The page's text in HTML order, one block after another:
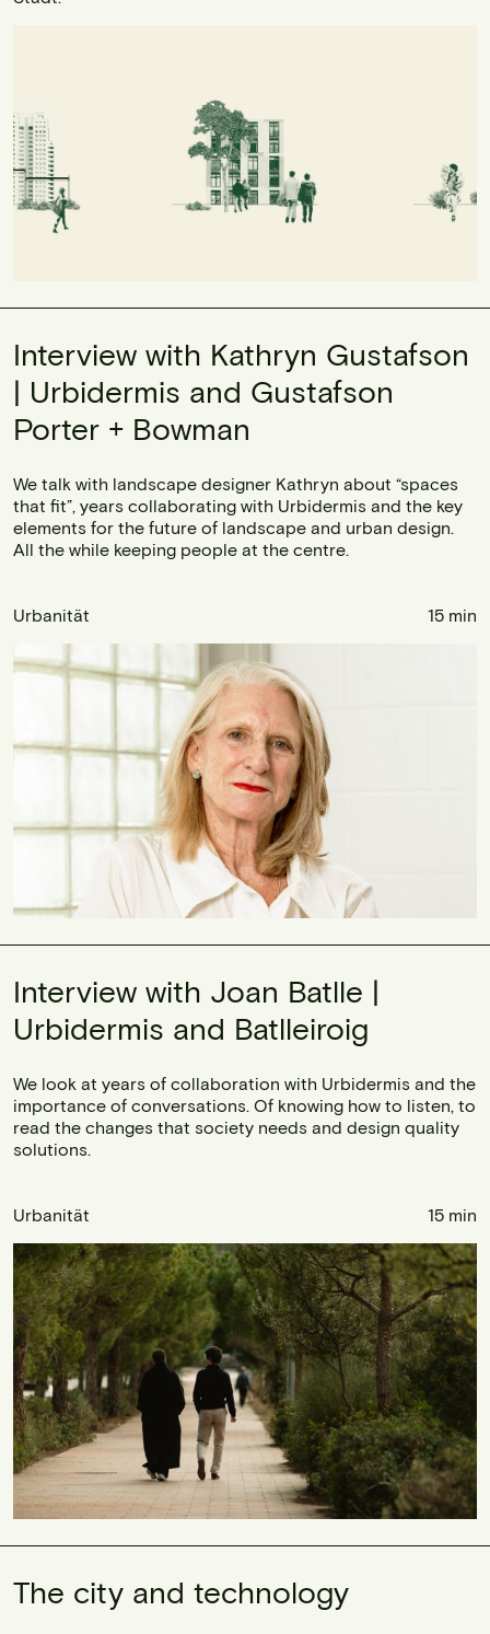
Interview with Kathryn Gustafson
| Urbidermis and Gustafson
Porter + Bowman
We talk with landscape designer Kathryn about “spaces
that fit”, years collaborating with Urbidermis and the key
elements for the future of landscape and urban design.
All the while keeping people at the centre.
Urbanität 15 min
Interview with Joan Batlle |
Urbidermis and Batlleiroig
We look at years of collaboration with Urbidermis and the
importance of conversations. Of knowing how to listen, to
read the changes that society needs and design quality
solutions.
Urbanität 15 min
The city and technology